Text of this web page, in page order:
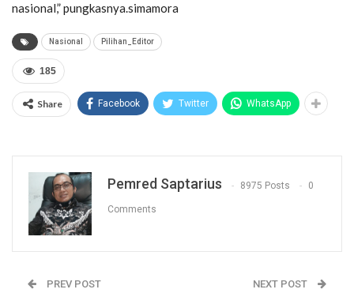
nasional,” pungkasnya.simamora
Nasional Pilihan_Editor
185
Share Facebook Twitter WhatsApp
Pemred Saptarius 8975 Posts 0
Comments
PREV POST NEXT POST